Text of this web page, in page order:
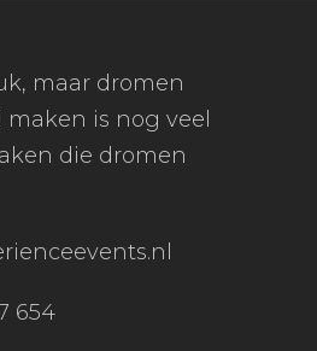
maar dromen
is nog veel
die dromen
654